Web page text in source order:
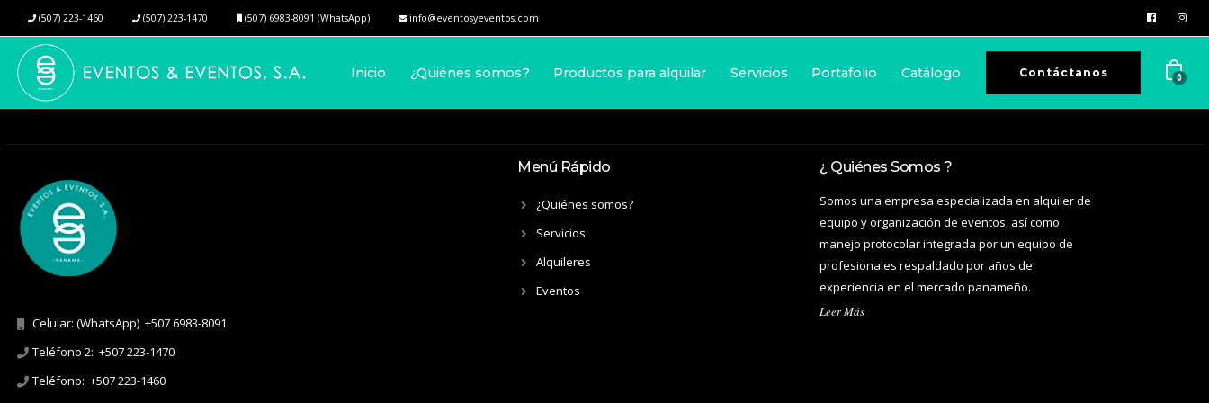
(507) 223-1460 (507) 223-1470 (507) 6983-8091 (WhatsApp) info@eventosyeventos.com
Inicio ¿Quiénes somos? Productos para alquilar Servicios Portafolio Catálogo Contáctanos 0
Celular: (WhatsApp) +507 6983-8091
Teléfono 2: +507 223-1470
Teléfono: +507 223-1460
Menú Rápido
¿Quiénes somos?
Servicios
Alquileres
Eventos
¿ Quiénes Somos ?
Somos una empresa especializada en alquiler de
equipo y organización de eventos, así como
manejo protocolar integrada por un equipo de
profesionales respaldado por años de
experiencia en el mercado panameño.
Leer Más